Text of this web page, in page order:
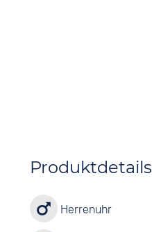
Produktdetails
Herrenuhr